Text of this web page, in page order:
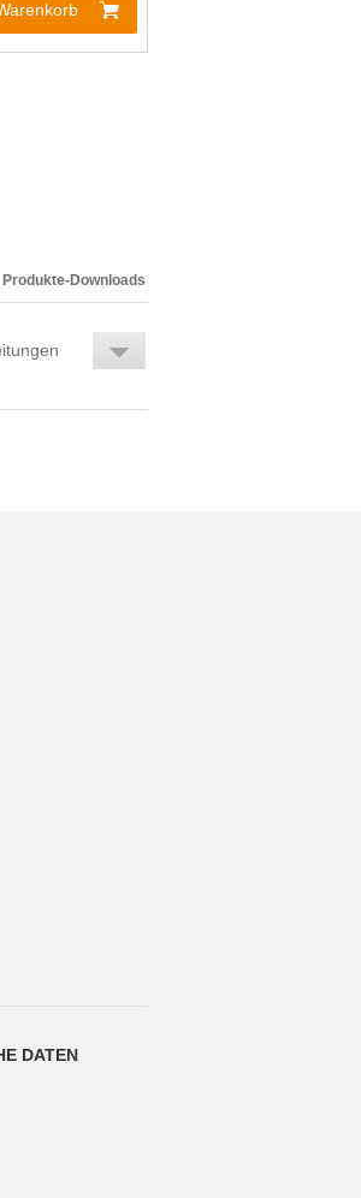
Produkte-Downloads
DATEN